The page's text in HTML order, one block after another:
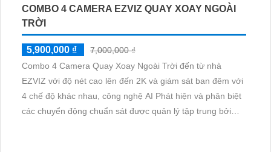
COMBO 4 CAMERA EZVIZ QUAY XOAY NGOÀI
TRỜI
5,900,000 ₫
7,000,000 ₫
Combo 4 Camera Quay Xoay Ngoài Trời đến từ nhà
EZVIZ với độ nét cao lên đến 2K và giám sát ban đêm với
4 chế độ khác nhau, công nghệ AI Phát hiện và phân biệt
các chuyển động chuẩn sát được quản lý tập trung bởi